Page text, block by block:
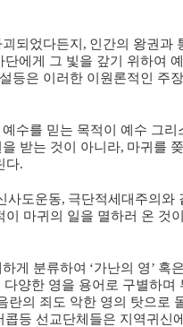
되었다든지 , 인간의 왕권과
단에게 그 빛을 갚기 위하여
등은 이러한 이원론적인 주
수를 믿는 목적이 예수 그리
받는 것이 아니라, 마귀를
다.
사도운동, 극단적세대주의와
마귀의 일을 멸하러 온 것
게 분류하여 ‘가난의 영’ 혹
다양한 영을 용어로 구별하며
란의 죄도 악한 영의 탓으로
콥등 선교단체들은 지역귀신